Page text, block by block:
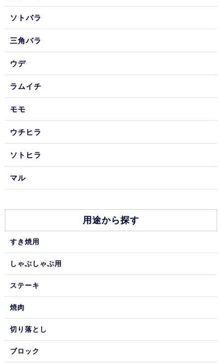
ソトバラ
三角バラ
ウデ
ラムイチ
モモ
ウチヒラ
ソトヒラ
マル
用途から探す
すき焼用
しゃぶしゃぶ用
ステーキ
焼肉
切り落とし
ブロック